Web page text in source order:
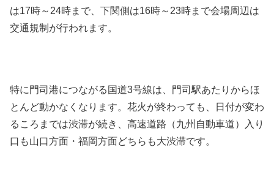
は17時～24時まで、下関側は16時～23時まで会場周辺は
交通規制が行われます。
特に門司港につながる国道3号線は、門司駅あたりからほ
とんど動かなくなります。花火が終わっても、日付が変わ
るころまでは渋滞が続き、高速道路（九州自動車道）入り
口も山口方面・福岡方面どちらも大渋滞です。